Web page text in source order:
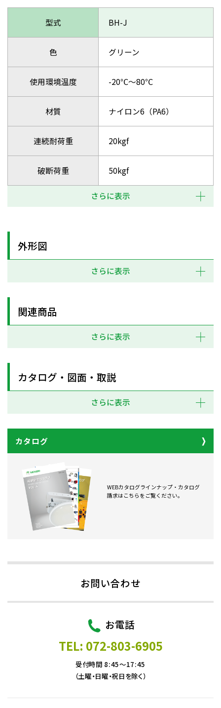
型式 BH-J
色 グリーン
使用環境温度 -20℃～80℃
材質 ナイロン6（PA6）
連続耐荷重 20kgf
破断荷重 50kgf
さらに表示
外形図
さらに表示
関連商品
さらに表示
カタログ・図面・取説
さらに表示
カタログ
WEBカタログラインナップ・カタログ
請求はこちらをご覧ください。
お問い合わせ
お電話
TEL: 072-803-6905
受付時間 8:45～17:45
（土曜・日曜・祝日を除く）